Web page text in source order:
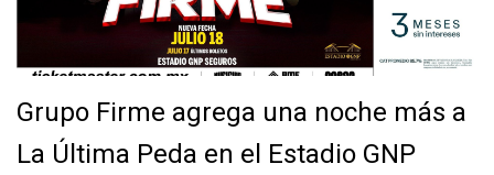
Grupo Firme agrega una noche más a
La Última Peda en el Estadio GNP